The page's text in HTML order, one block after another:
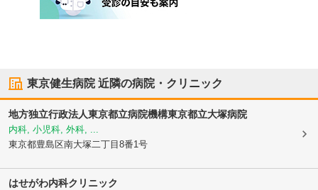
東京健生病院近隣の病院・クリニック
地方独立行政法人東京都立病院機構東京都立大塚病院
内科, 小児科, 外科, ...
東京都豊島区南大塚二丁目8番1号
はせがわ内科クリニック